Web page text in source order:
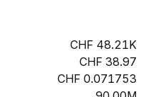
48.21K
38.97
0.071753